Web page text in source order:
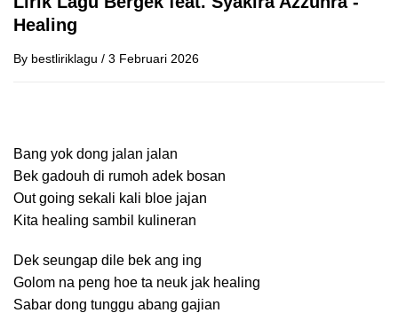
Healing
By bestliriklagu / 3 Februari 2026
Bang yok dong jalan jalan
Bek gadouh di rumoh adek bosan
Out going sekali kali bloe jajan
Kita healing sambil kulineran
Dek seungap dile bek ang ing
Golom na peng hoe ta neuk jak healing
Sabar dong tunggu abang gajian